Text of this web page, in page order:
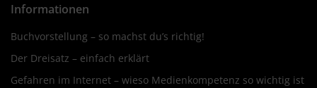
Informationen
Buchvorstellung – so machst du’s richtig!
Der Dreisatz – einfach erklärt
Gefahren im Internet – wieso Medienkompetenz so wichtig ist